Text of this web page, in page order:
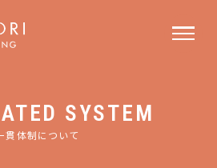
SYSTEM
貫体制について